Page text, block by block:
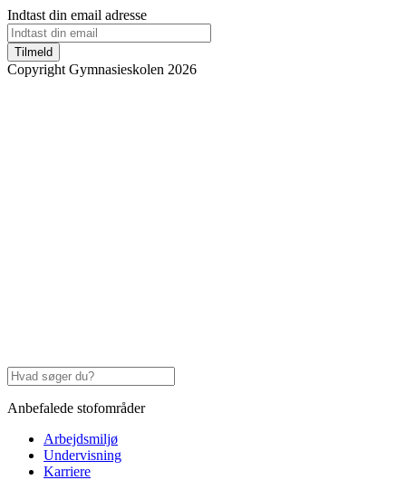
Indtast din email adresse
Tilmeld
Copyright Gymnasieskolen 2026
Anbefalede stofområder
Arbejdsmiljø
Undervisning
Karriere